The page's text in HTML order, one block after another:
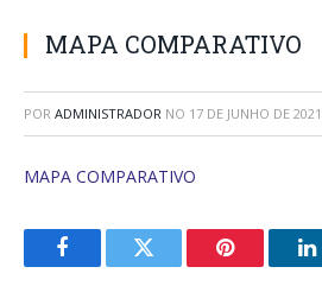
MAPA COMPARATIVO
POR ADMINISTRADOR NO 17 DE JUNHO DE 2021
MAPA COMPARATIVO
FacebookTwitter Pinterest O